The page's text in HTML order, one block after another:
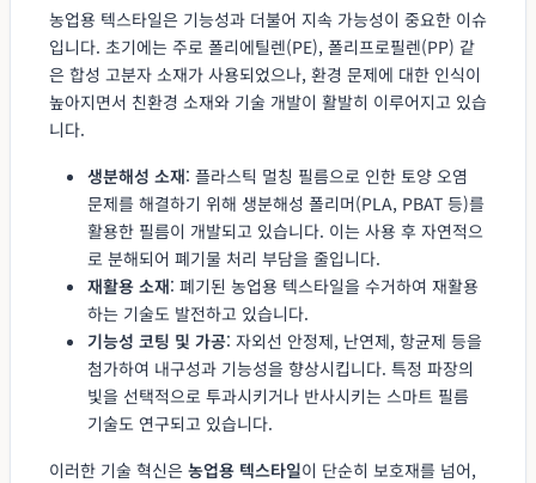
농업용 텍스타일은 기능성과 더불어 지속 가능성이 중요한 이슈
입니다. 초기에는 주로 폴리에틸렌(PE), 폴리프로필렌(PP) 같
은 합성 고분자 소재가 사용되었으나, 환경 문제에 대한 인식이
높아지면서 친환경 소재와 기술 개발이 활발히 이루어지고 있습
니다.
생분해성 소재: 플라스틱 멀칭 필름으로 인한 토양 오염
문제를 해결하기 위해 생분해성 폴리머(PLA, PBAT 등)를
활용한 필름이 개발되고 있습니다. 이는 사용 후 자연적으
로 분해되어 폐기물 처리 부담을 줄입니다.
재활용 소재: 폐기된 농업용 텍스타일을 수거하여 재활용
하는 기술도 발전하고 있습니다.
기능성 코팅 및 가공: 자외선 안정제, 난연제, 항균제 등을
첨가하여 내구성과 기능성을 향상시킵니다. 특정 파장의
빛을 선택적으로 투과시키거나 반사시키는 스마트 필름
기술도 연구되고 있습니다.
이러한 기술 혁신은 농업용 텍스타일이 단순히 보호재를 넘어,